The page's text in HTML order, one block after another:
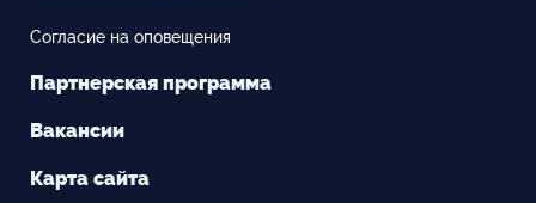
Согласие на оповещения
Партнерская программа
Вакансии
Карта сайта